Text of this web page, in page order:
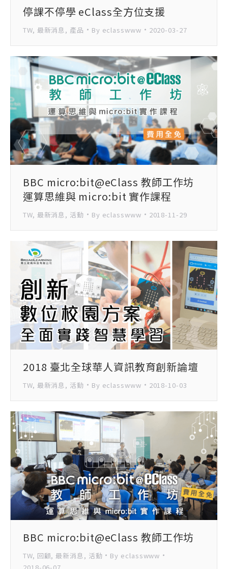
停課不停學 eClass全方位支援
TW, 最新消息, 產品 By eclasswww 2020-03-27
BBC micro:bit@eClass 教師工作坊
運算思維與 micro:bit 實作課程
TW, 最新消息, 活動 By eclasswww 2018-11-29
2018 臺北全球華人資訊教育創新論壇
TW, 最新消息, 活動 By eclasswww 2018-10-03
BBC micro:bit@eClass 教師工作坊
TW, 回顧,最新消息, 活動 By eclasswww